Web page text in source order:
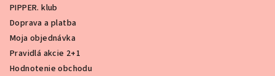
PIPPER. klub
Doprava a platba
Moja objednávka
Pravidlá akcie 2+1
Hodnotenie obchodu